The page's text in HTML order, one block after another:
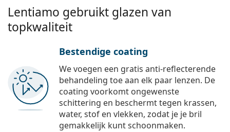
Lentiamo gebruikt glazen van
topkwaliteit
Bestendige coating
We voegen een gratis anti-reflecterende
behandeling toe aan elk paar lenzen. De
coating voorkomt ongewenste
schittering en beschermt tegen krassen,
water, stof en vlekken, zodat je je bril
gemakkelijk kunt schoonmaken.